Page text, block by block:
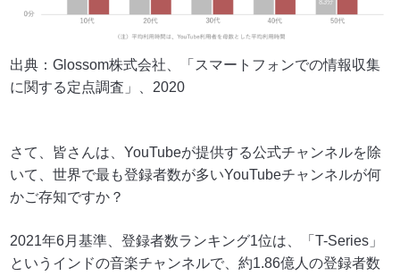
出典：Glossom株式会社、「スマートフォンでの情報収集
に関する定点調査」、2020
さて、皆さんは、YouTubeが提供する公式チャンネルを除
いて、世界で最も登録者数が多いYouTubeチャンネルが何
かご存知ですか？
2021年6月基準、登録者数ランキング1位は、「T-Series」
というインドの音楽チャンネルで、約1.86億人の登録者数